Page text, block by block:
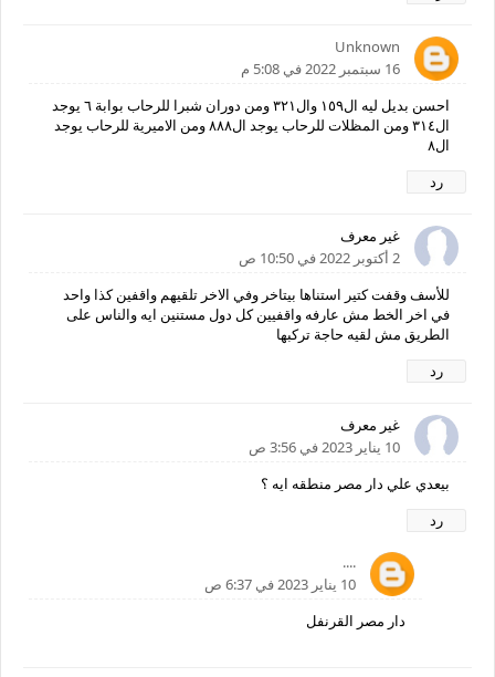
Unknown
16 سبتمبر 2022 في 5:08 م
احسن بديل ليه ال١٥٩ وال٣٢١ ومن دوران شبرا للرحاب بوابة ٦ يوجد
ال٣١٤ ومن المظلات للرحاب يوجد ال٨٨٨ ومن الاميرية للرحاب يوجد
ال٨
رد
غير معرف
2 أكتوبر 2022 في 10:50 ص
للأسف وقفت كتير استناها بيتاخر وفي الاخر تلقيهم واقفين كذا واحد
في اخر الخط مش عارفه واقفيين كل دول مستنين ايه والناس على
الطريق مش لقيه حاجة تركبها
رد
غير معرف
10 يناير 2023 في 3:56 ص
بيعدي علي دار مصر منطقه ايه ؟
رد
....
10 يناير 2023 في 6:37 ص
دار مصر القرنفل